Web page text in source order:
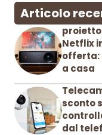
Articolo
Netflix
offerta:
a casa
sconto
dal